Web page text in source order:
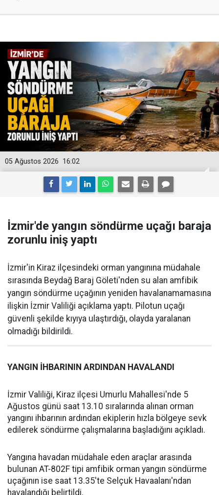
16:02
05 Ağustos 2026
İzmir'de yangın söndürme uçağı baraja
zorunlu iniş yaptı
İzmir'in Kiraz ilçesindeki orman yangınına müdahale
sırasında Beydağ Baraj Göleti'nden su alan amfibik
yangın söndürme uçağının yeniden havalanamamasına
ilişkin İzmir Valiliği açıklama yaptı. Pilotun uçağı
güvenli şekilde kıyıya ulaştırdığı, olayda yaralanan
olmadığı bildirildi.
YANGIN İHBARININ ARDINDAN HAVALANDI
İzmir Valiliği, Kiraz ilçesi Umurlu Mahallesi'nde 5
Ağustos günü saat 13.10 sıralarında alınan orman
yangını ihbarının ardından ekiplerin hızla bölgeye sevk
edilerek söndürme çalışmalarına başladığını açıkladı.
Yangına havadan müdahale eden araçlar arasında
bulunan AT-802F tipi amfibik orman yangın söndürme
uçağının ise saat 13.35'te Selçuk Havaalanı'ndan
havalandığı belirtildi.